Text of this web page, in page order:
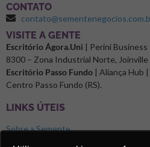
CONTATO
⁠VISITE A GENTE
Escritório Ágora.Uni | Perini Business
8300 – Zona Industrial Norte, Joinville
Escritório Passo Fundo | Aliança Hub
Centro Passo Fundo (RS).
LINKS ÚTEIS
Sobre a Semente